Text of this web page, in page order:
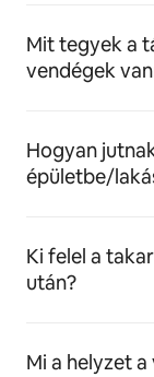
Mit tegyek a
vendégek
Hogyan
épületbe/
Ki felel a
után?
Mi a helyzet